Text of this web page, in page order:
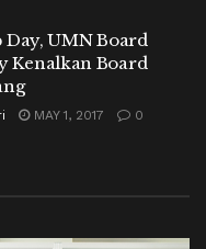
Day, UMN Board
Kenalkan Board
MAY 1, 2017 0